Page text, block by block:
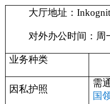
大厅地址：
对外办公时间：周
业务种类
因私护照
需
国